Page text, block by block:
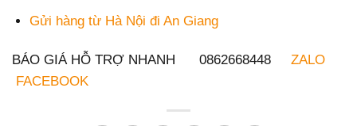
Gửi hàng từ Hà Nội đi An Giang
BÁO GIÁ HỖ TRỢ NHANH 0862668448 ZALO
FACEBOOK